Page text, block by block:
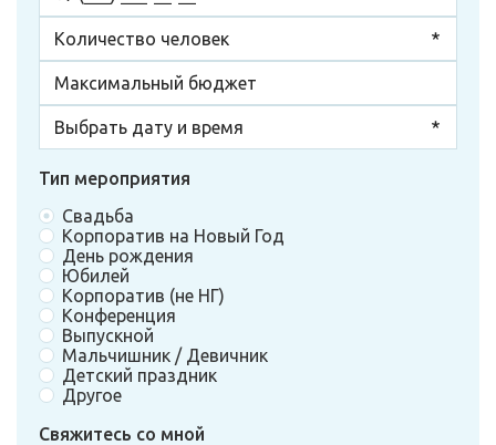
Тип мероприятия
Свадьба
Корпоратив на Новый Год
День рождения
Юбилей
Корпоратив (не НГ)
Конференция
Выпускной
Мальчишник / Девичник
Детский праздник
Другое
Свяжитесь со мной